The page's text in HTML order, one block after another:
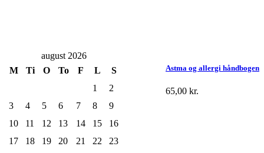
Astma og allergi håndbogen
65,00 kr.
august 2026
M
Ti O To F L
S
1
2
3
4 5 6 7 8
9
10
11 12 13 14 15
16
17
18 19 20 21 22
23